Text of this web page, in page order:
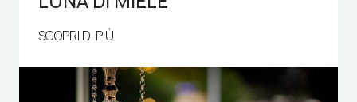
SCOPRI DI PIÙ